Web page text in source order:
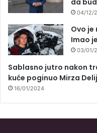
da
04/12/
Ovo je
Imao
03/01/
Sablasno jutro nakon
kuće poginuo Mirza
16/01/2024